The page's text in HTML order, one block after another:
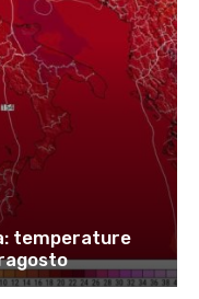
temperature